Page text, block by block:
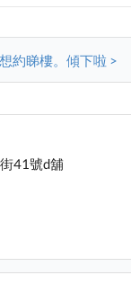
約睇樓。傾下啦 >
41號d舖